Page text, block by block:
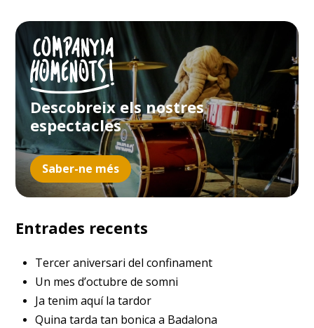
Descobreix els nostres
espectacles
Saber-ne més
Entrades recents
Tercer aniversari del confinament
Un mes d’octubre de somni
Ja tenim aquí la tardor
Quina tarda tan bonica a Badalona